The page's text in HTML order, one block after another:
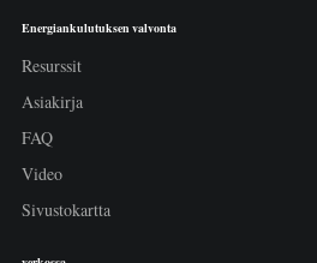
Energiankulutuksen valvonta
Resurssit
Asiakirja
FAQ
Video
Sivustokartta